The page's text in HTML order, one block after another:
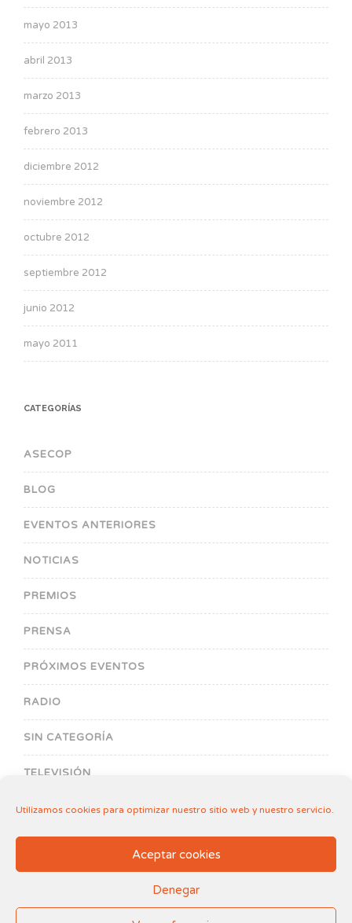
Utilizamos cookies para optimizar nuestro sitio web y nuestro servicio.
Aceptar cookies
Denegar
mayo 2013
abril 2013
marzo 2013
febrero 2013
diciembre 2012
noviembre 2012
octubre 2012
septiembre 2012
junio 2012
mayo 2011
CATEGORÍAS
ASECOP
BLOG
EVENTOS ANTERIORES
NOTICIAS
PREMIOS
PRENSA
PRÓXIMOS EVENTOS
RADIO
SIN CATEGORÍA
TELEVISIÓN
Aviso legal.Política de Cookies
2018-2026© Fundación Filia de Amparo al Menor